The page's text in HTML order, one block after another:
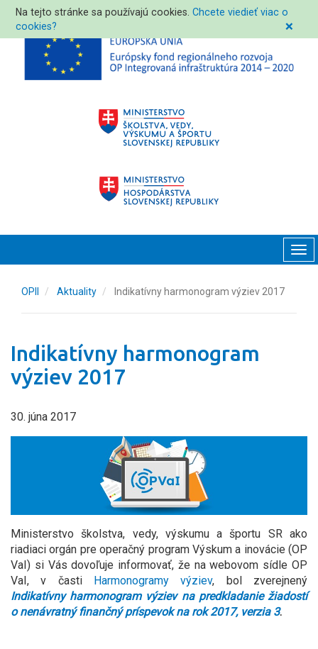
Na tejto stránke sa používajú cookies.Chcete viedieť viac o
cookies?
❌
OPII Aktuality Indikatívny harmonogram výziev 2017
Indikatívny harmonogram
výziev 2017
30. júna 2017
Ministerstvo školstva, vedy, výskumu a športu SR ako
riadiaci orgán pre operačný program Výskum a inovácie (OP
VaI) si Vás dovoľuje informovať, že na webovom sídle OP
VaI, v časti
Harmonogramy výziev, bol zverejnený
Indikatívny harmonogram výziev na predkladanie žiadostí
o nenávratný finančný príspevok na rok 2017, verzia 3.